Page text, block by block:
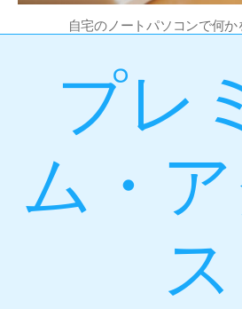
自宅のノートパソコンで何
プレ
ム・
ス